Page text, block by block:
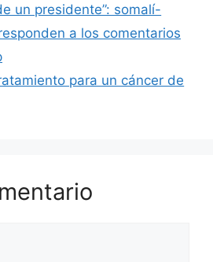
un presidente”: somalí-
a los comentarios
para un cáncer de